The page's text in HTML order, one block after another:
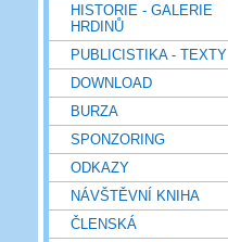
HISTORIE - GALERIE
HRDINŮ
PUBLICISTIKA - TEXTY
DOWNLOAD
BURZA
SPONZORING
ODKAZY
NÁVŠTĚVNÍ KNIHA
ČLENSKÁ